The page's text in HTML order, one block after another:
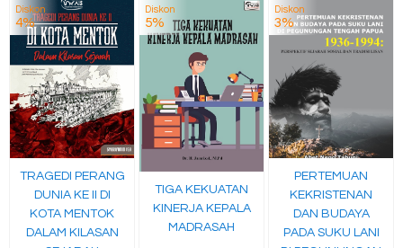
Diskon
4%
TRAGEDI PERANG
DUNIA KE II DI
KOTA MENTOK
DALAM KILASAN
Diskon
5%
TIGA KEKUATAN
KINERJA KEPALA
MADRASAH
Diskon
3%
PERTEMUAN
KEKRISTENAN
DAN BUDAYA
PADA SUKU LANI